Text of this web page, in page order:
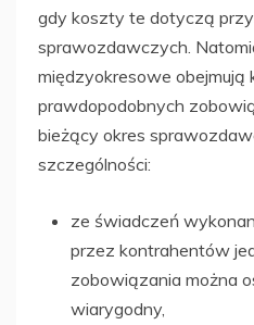
gdy koszty te dotyczą
sprawozdawczych.
międzyokresowe
prawdopodobnych
bieżący okres
szczególności:
ze świadczeń
przez kontrahentów
zobowiązania można
wiarygodny,